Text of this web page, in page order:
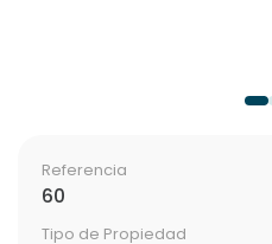
Referencia
60
Tipo de Propiedad